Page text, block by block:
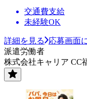
交通費支給
未経験OK
詳細を見る
応募画面
派遣労働者
株式会社キャリア CC